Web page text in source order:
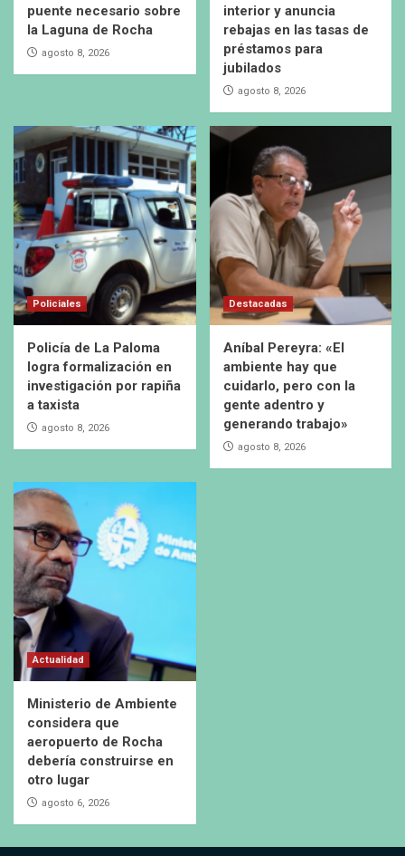
puente necesario sobre
la Laguna de Rocha
agosto 8, 2026
interior y anuncia
rebajas en las tasas de
préstamos para
jubilados
agosto 8, 2026
Policiales
Policía de La Paloma
logra formalización en
investigación por rapiña
a taxista
agosto 8, 2026
Destacadas
Aníbal Pereyra: «El
ambiente hay que
cuidarlo, pero con la
gente adentro y
generando trabajo»
agosto 8, 2026
Actualidad
Ministerio de Ambiente
considera que
aeropuerto de Rocha
debería construirse en
otro lugar
agosto 6, 2026